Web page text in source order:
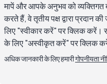
AI Cold Email
करता है?
मापें और आपके अनुभव को
करते हैं, वे तृतीय पक्ष द्वारा प्रदान
लिए "स्वीकार करें" पर क्लिक
के लिए "अस्वीकृत करें" पर क्लिक
अधिक जानकारी के लिए हमारीगोपनीयता